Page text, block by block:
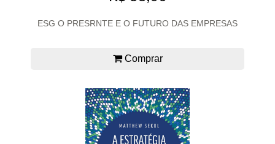
ESG O PRESRNTE E O FUTURO DAS EMPRESAS
Comprar